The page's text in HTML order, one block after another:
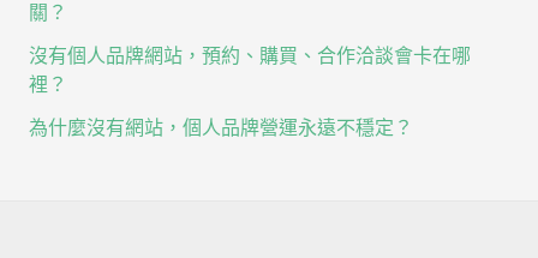
關？
沒有個人品牌網站，預約、購買、合作洽談會卡在哪
裡？
為什麼沒有網站，個人品牌營運永遠不穩定？